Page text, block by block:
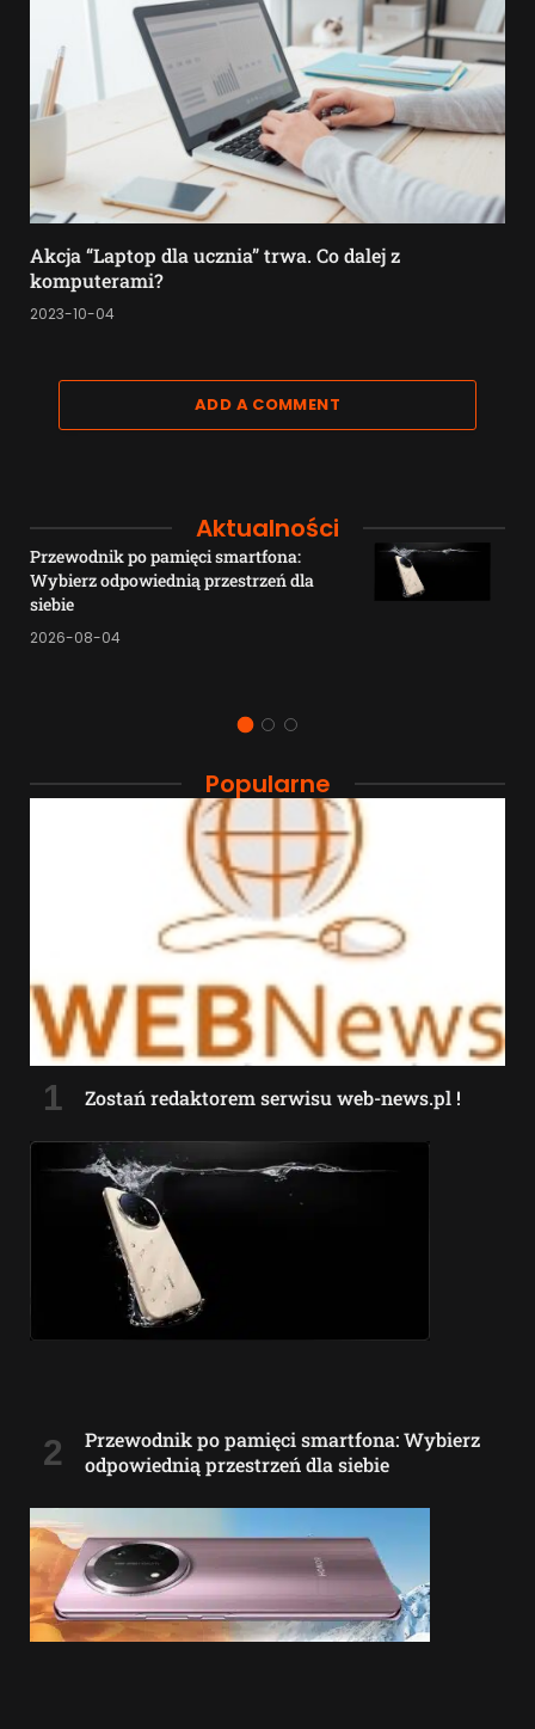
Akcja “Laptop dla ucznia” trwa. Co dalej z
komputerami?
2023-10-04
ADD A COMMENT
Aktualności
Przewodnik po pamięci smartfona:
Wybierz odpowiednią przestrzeń dla
siebie
2026-08-04
Popularne
Zostań redaktorem serwisu web-news.pl !
Przewodnik po pamięci smartfona: Wybierz
odpowiednią przestrzeń dla siebie